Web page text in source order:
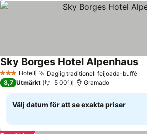
3 StjärnorHotell Daglig traditionell feijoada-buffé
Sky Borges Hotel Alpenhaus
8,7 Utmärkt 5 001 Gramado
Välj datum för att se exakta priser